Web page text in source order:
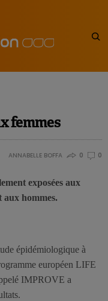
femmes
ANNABELLE BOFFA 0 0
exposées aux
aux hommes.
épidémiologique à
européen LIFE
IMPROVE a